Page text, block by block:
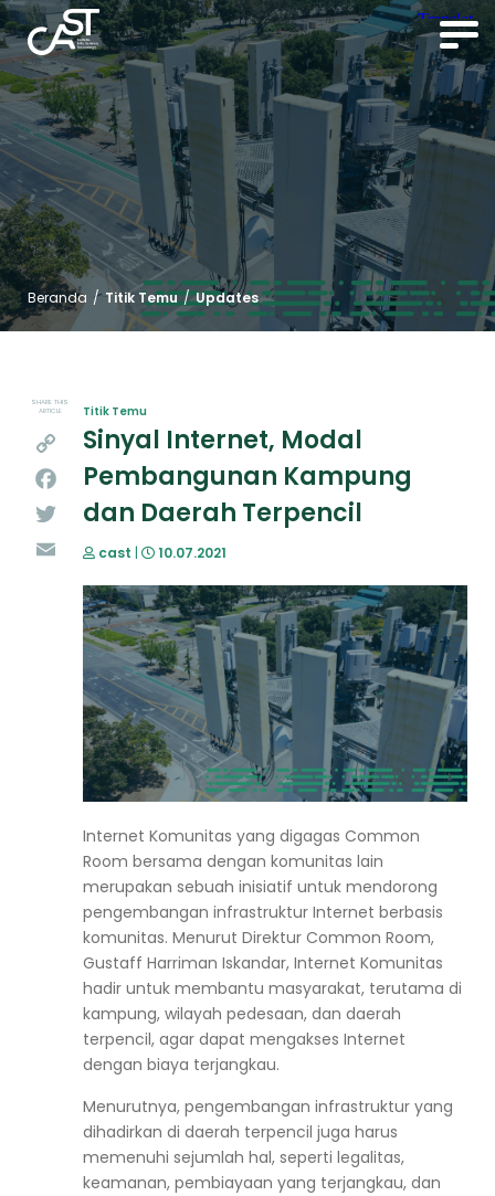
Beranda / Titik Temu / Updates
SHARE THIS
ARTICLE
Titik Temu
Sinyal Internet, Modal
Pembangunan Kampung
dan Daerah Terpencil
cast | 10.07.2021
Internet Komunitas yang digagas Common
Room bersama dengan komunitas lain
merupakan sebuah inisiatif untuk mendorong
pengembangan infrastruktur Internet berbasis
komunitas. Menurut Direktur Common Room,
Gustaff Harriman Iskandar, Internet Komunitas
hadir untuk membantu masyarakat, terutama di
kampung, wilayah pedesaan, dan daerah
terpencil, agar dapat mengakses Internet
dengan biaya terjangkau.
Menurutnya, pengembangan infrastruktur yang
dihadirkan di daerah terpencil juga harus
memenuhi sejumlah hal, seperti legalitas,
keamanan, pembiayaan yang terjangkau, dan